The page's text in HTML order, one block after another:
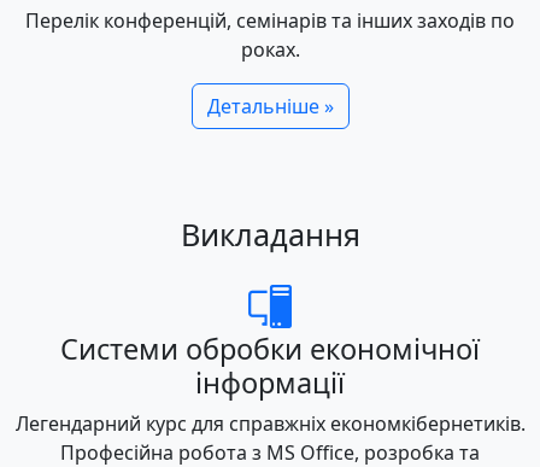
Перелік конференцій, семінарів та інших заходів по
роках.
Детальніше »
Викладання
Системи обробки економічної
інформації
Легендарний курс для справжніх економкібернетиків.
Професійна робота з MS Office, розробка та